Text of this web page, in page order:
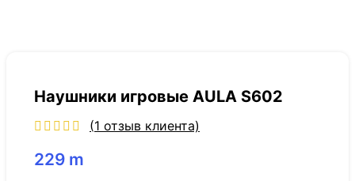
Наушники игровые AULA S602
(1 отзыв клиента)
229 m